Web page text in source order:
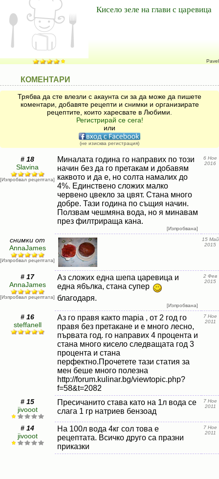
Кисело зеле на глави с царевица
Pavel
КОМЕНТАРИ
Трябва да сте влезли с акаунта си за да може да пишете
коментари, добавяте рецепти и снимки и организирате
рецептите, които харесвате в Любими.
Регистрирай се сега!
или
(не изисква регистрация)
# 18
Slavina
[Изпробвал рецептата]
Миналата година го направих по този
начин без да го претакам и добавям
каквото и да е, но солта намалих до
4%. Единствено сложих малко
червено цвекло за цвят. Стана много
добре. Тази година по същия начин.
Ползвам чешмяна вода, но я минавам
през филтрираща кана.
[Изпробвана]
6 Ное
2016
снимки от
AnnaJames
[Изпробвал рецептата]
15 Май
2015
# 17
AnnaJames
[Изпробвал рецептата]
Аз сложих една шепа царевица и
една ябълка, стана супер
благодаря.
[Изпробвана]
2 Фев
2015
# 16
steffanell
Аз го правя както mapia , от 2 год го
правя без претакане и е много лесно,
първата год. го направих 4 процента и
стана много кисело следващата год 3
процента и стана
перфектно.Прочетете тази статия за
мен беше много полезна
http://forum.kulinar.bg/viewtopic.php?
f=58&t=2082
7 Ное
2011
# 15
jivooot
Пресичанито става като на 1л вода се
слага 1 гр натриев бензоад
7 Ное
2011
# 14
jivooot
На 100л вода 4кг сол това е
рецептата. Всичко друго са празни
приказки
7 Ное
2011